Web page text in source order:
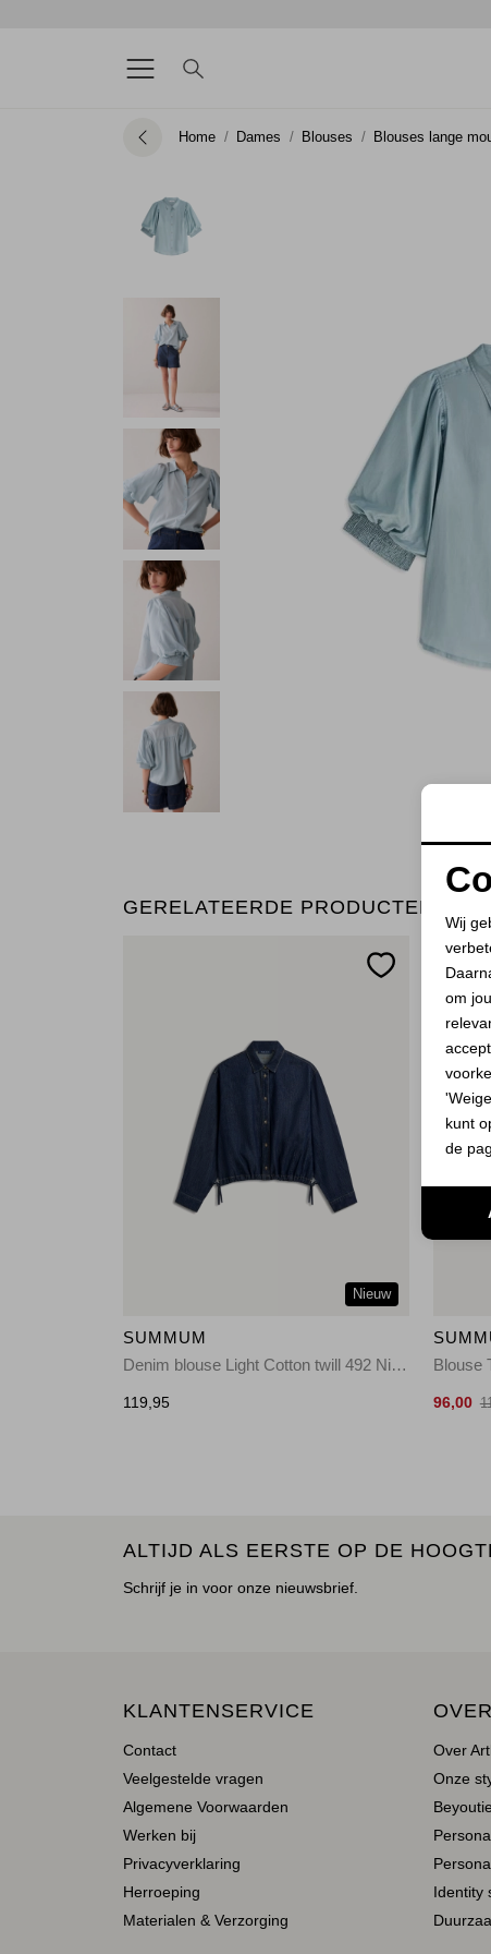
Home Dames Blouses Blouses lange
GERELATEERDE PRODUCTEN
Nieuw
SUMMUM
Denim blouse Light Cotton twill 492 Night blue denim
119,95
Blouse
96,00
ALTIJD ALS EERSTE OP DE
Schrijf je in voor onze nieuwsbrief.
KLANTENSERVICE
Contact
Veelgestelde vragen
Algemene Voorwaarden
Werken bij
Privacyverklaring
Herroeping
Materialen & Verzorging
Over
Onze
Identity
Wij
om
kunt
de